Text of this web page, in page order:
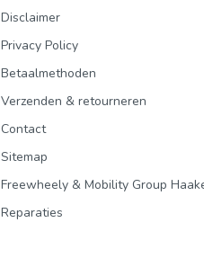
Disclaimer
Privacy Policy
Betaalmethoden
Verzenden & retourneren
Contact
Sitemap
Freewheely & Mobility Group
Reparaties